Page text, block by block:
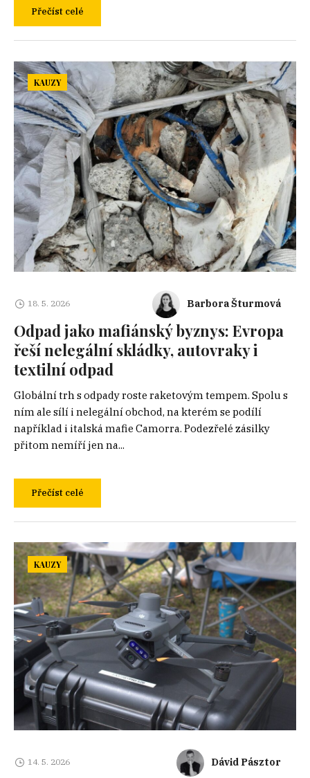
Přečíst celé
KAUZY
18. 5. 2026 Barbora Šturmová
Odpad jako mafiánský byznys: Evropa
řeší nelegální skládky, autovraky i
textilní odpad
Globální trh s odpady roste raketovým tempem. Spolu s
ním ale sílí i nelegální obchod, na kterém se podílí
například i italská mafie Camorra. Podezřelé zásilky
přitom nemíří jen na...
Přečíst celé
KAUZY
14. 5. 2026 Dávid Pásztor